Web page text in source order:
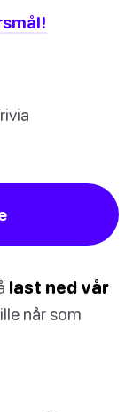
last ned vår
når som